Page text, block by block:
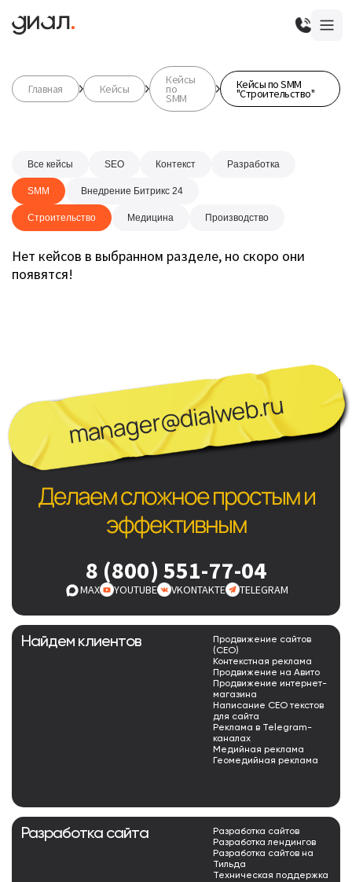
Главная Кейсы
Кейсы
по
SMM
Кейсы по SMM
"Строительство"
Все кейсы SEO Контекст Разработка
SMM Внедрение Битрикс 24
Строительство Медицина Производство
Нет кейсов в выбранном разделе, но скоро они
появятся!
Найдем клиентов
Продвижение сайтов
(СЕО)
Контекстная реклама
Продвижение на Авито
Продвижение интернет-
магазина
Написание СЕО текстов
для сайта
Реклама в Telegram-
каналах
Медийная реклама
Геомедийная реклама
manager@dialweb.ru
Делаем сложное простым и
эффективным
8 (800) 551-77-04
MAX YOUTUBE VKONTAKTE TELEGRAM
Разработка сайта
Разработка сайтов
Разработка лендингов
Разработка сайтов на
Тильда
Техническая поддержка